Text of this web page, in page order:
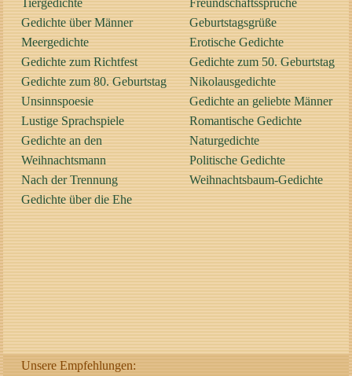
Tiergedichte
Gedichte über Männer
Meergedichte
Gedichte zum Richtfest
Gedichte zum 80. Geburtstag
Unsinnspoesie
Lustige Sprachspiele
Gedichte an den
Weihnachtsmann
Nach der Trennung
Gedichte über die Ehe
Freundschaftssprüche
Geburtstagsgrüße
Erotische Gedichte
Gedichte zum 50. Geburtstag
Nikolausgedichte
Gedichte an geliebte Männer
Romantische Gedichte
Naturgedichte
Politische Gedichte
Weihnachtsbaum-Gedichte
Unsere Empfehlungen: